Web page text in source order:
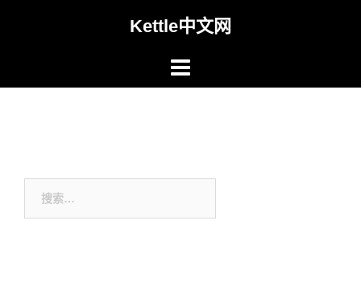
Kettle中文网
索：